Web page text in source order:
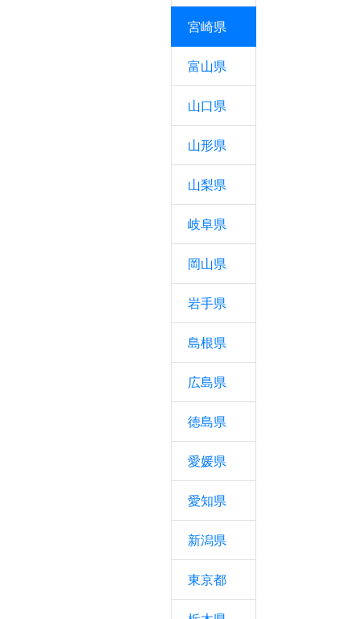
宮崎県
富山県
山口県
山形県
山梨県
岐阜県
岡山県
岩手県
島根県
広島県
徳島県
愛媛県
愛知県
新潟県
東京都